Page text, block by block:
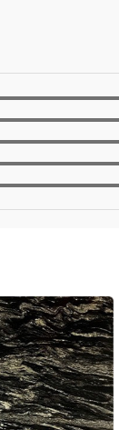
GIẢM 90%